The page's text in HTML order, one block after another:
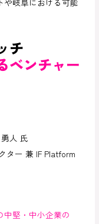
や岐阜における可能
チ
ベンチャー
人 氏
ター 兼 IF Platform
堅・中小企業の